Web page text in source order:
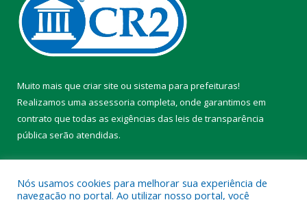
Muito mais que criar site ou sistema para prefeituras!
Realizamos uma assessoria completa, onde garantimos em
contrato que todas as exigências das leis de transparência
pública serão atendidas.
Nós usamos cookies para melhorar sua experiência de
navegação no portal. Ao utilizar nosso portal, você